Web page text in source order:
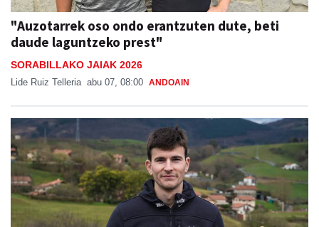
"Auzotarrek oso ondo erantzuten dute, beti
daude laguntzeko prest"
SORABILLAKO JAIAK 2026
Lide Ruiz Telleria abu 07, 08:00 ANDOAIN